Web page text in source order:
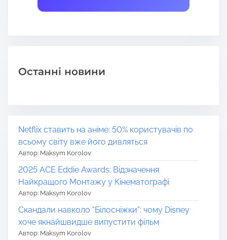
Останні новини
Netflix ставить на аніме: 50% користувачів по
всьому світу вже його дивляться
Автор: Maksym Korolov
2025 ACE Eddie Awards: Відзначення
Найкращого Монтажу у Кінематографі
Автор: Maksym Korolov
Скандали навколо “Білосніжки”: чому Disney
хоче якнайшвидше випустити фільм
Автор: Maksym Korolov